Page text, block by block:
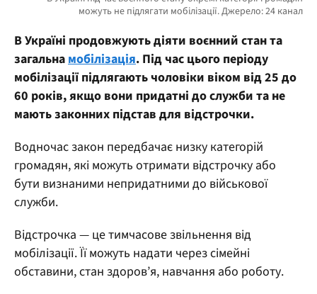
В Україні продовжують діяти воєнний стан та
загальна мобілізація. Під час цього періоду
мобілізації підлягають чоловіки віком від 25 до
60 років, якщо вони придатні до служби та не
мають законних підстав для відстрочки.
Водночас закон передбачає низку категорій
громадян, які можуть отримати відстрочку або
бути визнаними непридатними до військової
служби.
Відстрочка — це тимчасове звільнення від
мобілізації. Її можуть надати через сімейні
обставини, стан здоров’я, навчання або роботу.